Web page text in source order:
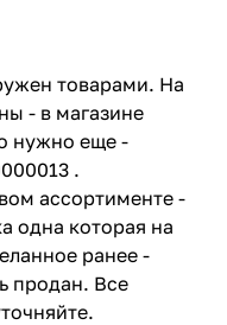
товарами. На
- в магазине
нужно еще -
.
ассортименте -
одна которая на
ранее -
продан. Все